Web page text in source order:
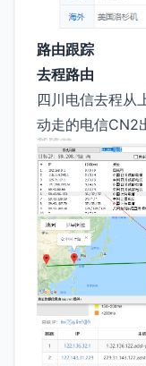
路由跟踪
去程路由
四川电信去程从
动走的电信CN2